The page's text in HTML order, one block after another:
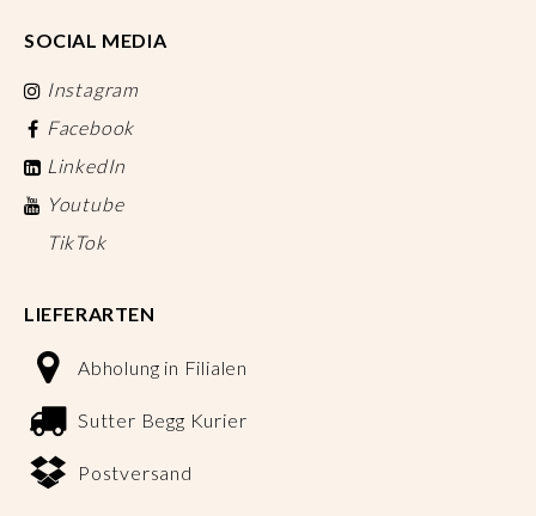
SOCIAL MEDIA
Instagram
Facebook
LinkedIn
Youtube
TikTok
LIEFERARTEN
Abholung in Filialen
Sutter Begg Kurier
Postversand